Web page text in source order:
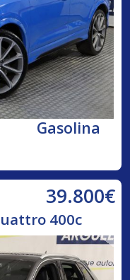
Gasolina
39.800€
400c